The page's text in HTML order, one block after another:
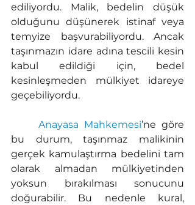
ediliyordu. Malik, bedelin düşük
olduğunu düşünerek istinaf veya
temyize başvurabiliyordu. Ancak
taşınmazın idare adına tescili kesin
kabul edildiği için, bedel
kesinleşmeden mülkiyet idareye
geçebiliyordu.
Anayasa Mahkemesi’ne göre
bu durum, taşınmaz malikinin
gerçek kamulaştırma bedelini tam
olarak almadan mülkiyetinden
yoksun bırakılması sonucunu